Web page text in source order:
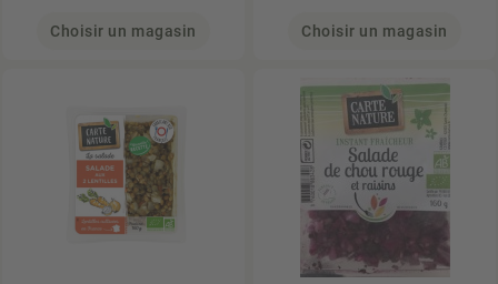
Choisir un magasin Choisir un magasin